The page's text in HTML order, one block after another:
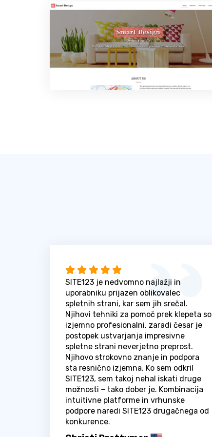
SITE123 je nedvomno najlažji in
uporabniku prijazen oblikovalec
spletnih strani, kar sem jih srečal.
Njihovi tehniki za pomoč prek klepeta so
izjemno profesionalni, zaradi česar je
postopek ustvarjanja impresivne
spletne strani neverjetno preprost.
Njihovo strokovno znanje in podpora
sta resnično izjemna. Ko sem odkril
SITE123, sem takoj nehal iskati druge
možnosti – tako dober je. Kombinacija
intuitivne platforme in vrhunske
podpore naredi SITE123 drugačnega od
konkurence.